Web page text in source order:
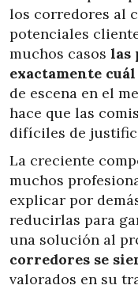
los corredores al
potenciales
muchos casos las
exactamente
de escena en el
hace que las
difíciles de
La creciente
muchos
explicar por
reducirlas para
una solución al
corredores se
valorados en su